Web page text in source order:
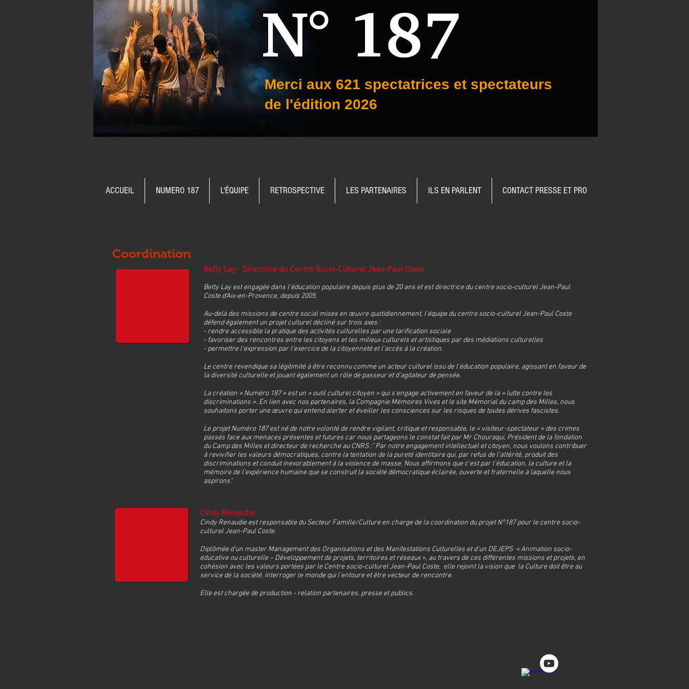
Merci aux 621 spectatrices et spectateurs
de l'édition 2026
ACCUEIL NUMERO 187 L'ÉQUIPE RETROSPECTIVE LES PARTENAIRES ILS EN PARLENT CONTACT PRESSE ET PRO
Coordination
Betty Lay - Directrice du Centre Socio-Culturel Jean-Paul Coste
Betty Lay est engagée dans l'éducation populaire depuis plus de 20 ans et est directrice du centre socio-culturel Jean-Paul
Coste d’Aix-en-Provence, depuis 2005.
Au-delà des missions de centre social mises en œuvre quotidiennement, l’équipe du centre socio-culturel Jean-Paul Coste
défend également un projet culturel décliné sur trois axes :
- rendre accessible la pratique des activités culturelles par une tarification sociale
- favoriser des rencontres entre les citoyens et les milieux culturels et artistiques par des médiations culturelles
- permettre l’expression par l’exercice de la citoyenneté et l’accès à la création.
Le centre revendique sa légitimité à être reconnu comme un acteur culturel issu de l’éducation populaire, agissant en faveur de
la diversité culturelle et jouant également un rôle de passeur et d’agitateur de pensée.
La création « Numéro 187 » est un « outil culturel citoyen » qui s’engage activement en faveur de la « lutte contre les
discriminations ». En lien avec nos partenaires, la Compagnie Mémoires Vives et le site Mémorial du camp des Milles, nous
souhaitons porter une œuvre qui entend alerter et éveiller les consciences sur les risques de toutes dérives fascistes.
Le projet Numéro 187 est né de notre volonté de rendre vigilant, critique et responsable, le « visiteur-spectateur » des crimes
passés face aux menaces présentes et futures car nous partageons le constat fait par Mr Chouraqui, Président de la fondation
du Camp des Milles et directeur de recherche au CNRS :" Par notre engagement intellectuel et citoyen, nous voulons contribuer
à revivifier les valeurs démocratiques, contre la tentation de la pureté identitaire qui, par refus de l'altérité, produit des
discriminations et conduit inexorablement à la violence de masse. Nous affirmons que c'est par l'éducation, la culture et la
mémoire de l'expérience humaine que se construit la société démocratique éclairée, ouverte et fraternelle à laquelle nous
aspirons".
Cindy Renaudie
Cindy Renaudie est responsable du Secteur Famille/Culture en charge de la coordination du projet N°187 pour le centre socio-
culturel Jean-Paul Coste.
Diplômée d’un master Management des Organisations et des Manifestations Culturelles et d’un DEJEPS « Animation socio-
éducative ou culturelle – Développement de projets, territoires et réseaux », au travers de ces différentes missions et projets, en
cohésion avec les valeurs portées par le Centre socio-culturel Jean-Paul Coste, elle rejoint la vision que la Culture doit être au
service de la société, interroger le monde qui l’entoure et être vecteur de rencontre.
Elle est chargée de production - relation partenaires, presse et publics.